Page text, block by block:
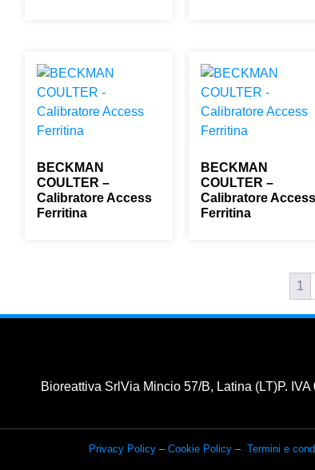
BECKMAN
COULTER –
Calibratore Access
Ferritina
BECKMAN
COULTER –
Calibratore Access
Ferritina
1
Bioreattiva Srl Via Mincio 57/B, Latina (LT)P.
Privacy Policy– Cookie Policy– Termini e